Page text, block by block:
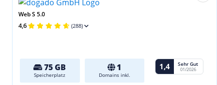
Web S 5.0
4,6 (288)
75 GB
Speicherplatz
1
Domains inkl.
1,4 Sehr Gut
01/2026